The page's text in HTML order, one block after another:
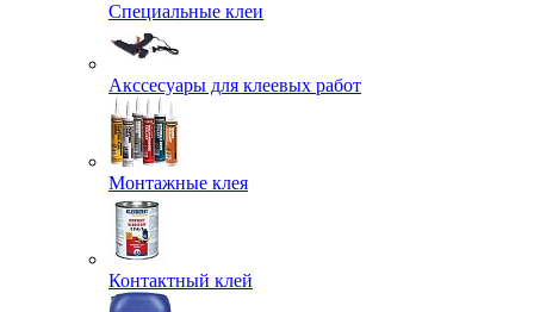
Специальные клеи
Акссесуары для клеевых работ
Монтажные клея
Контактный клей